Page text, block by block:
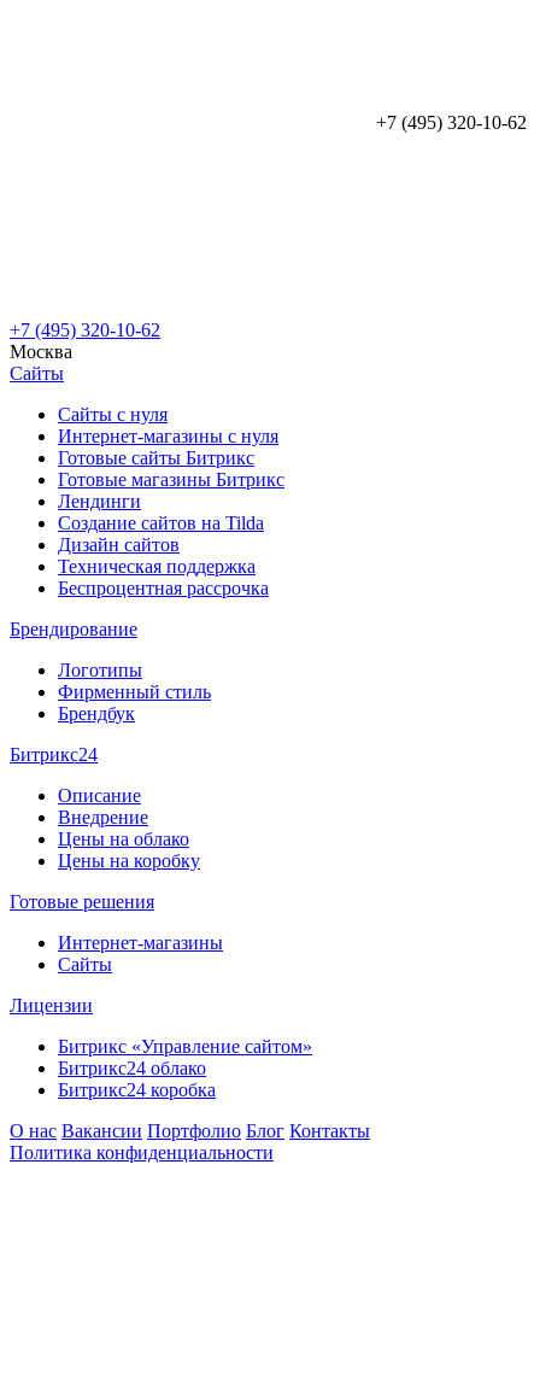
+7 (495) 320-10-62
+7 (495) 320-10-62
Москва
Сайты
Сайты с нуля
Интернет-магазины с нуля
Готовые сайты Битрикс
Готовые магазины Битрикс
Лендинги
Создание сайтов на Tilda
Дизайн сайтов
Техническая поддержка
Беспроцентная рассрочка
Брендирование
Логотипы
Фирменный стиль
Брендбук
Битрикс24
Описание
Внедрение
Цены на облако
Цены на коробку
Готовые решения
Интернет-магазины
Сайты
Лицензии
Битрикс «Управление сайтом»
Битрикс24 облако
Битрикс24 коробка
О нас Вакансии Портфолио Блог Контакты
Политика конфиденциальности